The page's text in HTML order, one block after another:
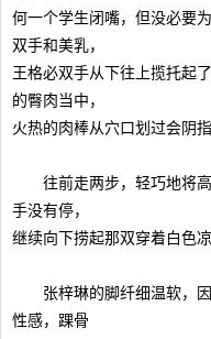
何一个学生闭嘴，但没必要
双手和美乳，
王格必双手从下往上揽托起
的臀肉当中，
火热的肉棒从穴口划过会阴
往前走两步，轻巧地将高
手没有停，
继续向下捞起那双穿着白色
张梓琳的脚纤细温软，因
性感，踝骨